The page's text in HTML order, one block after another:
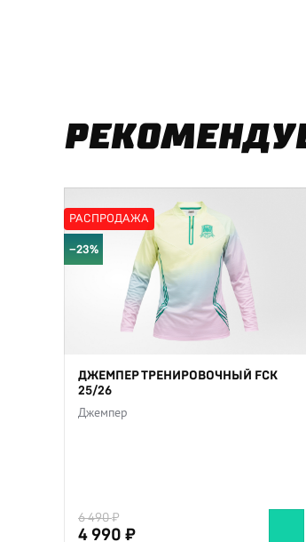
РАСПРОДАЖА
−23%
ДЖЕМПЕР ТРЕНИРОВОЧНЫЙ FCK
25/26
Джемпер
6 490
4 990